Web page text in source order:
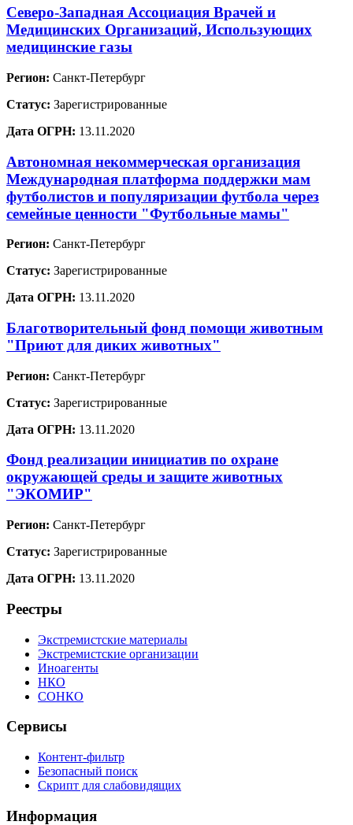
Северо-Западная Ассоциация Врачей и
Медицинских Организаций, Использующих
медицинские газы
Регион: Санкт-Петербург
Статус: Зарегистрированные
Дата ОГРН: 13.11.2020
Автономная некоммерческая организация
Международная платформа поддержки мам
футболистов и популяризации футбола через
семейные ценности "Футбольные мамы"
Регион: Санкт-Петербург
Статус: Зарегистрированные
Дата ОГРН: 13.11.2020
Благотворительный фонд помощи животным
"Приют для диких животных"
Регион: Санкт-Петербург
Статус: Зарегистрированные
Дата ОГРН: 13.11.2020
Фонд реализации инициатив по охране
окружающей среды и защите животных
"ЭКОМИР"
Регион: Санкт-Петербург
Статус: Зарегистрированные
Дата ОГРН: 13.11.2020
Реестры
Экстремистские материалы
Экстремистские организации
Иноагенты
НКО
СОНКО
Сервисы
Контент-фильтр
Безопасный поиск
Скрипт для слабовидящих
Информация